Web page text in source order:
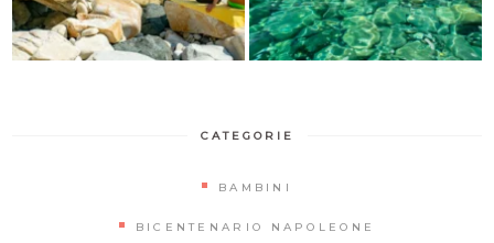
CATEGORIE
BAMBINI
BICENTENARIO NAPOLEONE